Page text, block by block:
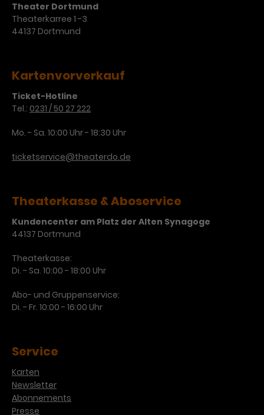
Theater Dortmund
Theaterkarree 1 -3
44137 Dortmund
Kartenvorverkauf
Ticket-Hotline
Tel.: 0231 / 50 27 222
Mo. - Sa. 10:00 Uhr - 18:30 Uhr
ticketservice@theaterdo.de
Theaterkasse & Aboservice
Kundencenter am Platz der Alten Synagoge
44137 Dortmund
Theaterkasse:
Di. - Sa. 10:00 - 18:00 Uhr
Abo- und Gruppenservice:
Di. - Fr. 10:00 - 16:00 Uhr
Service
Karten
Newsletter
Abonnements
Presse